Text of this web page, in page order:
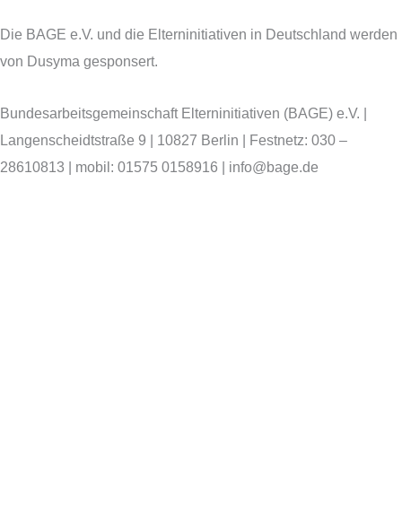
Die BAGE e.V. und die Elterninitiativen in Deutschland werden
von Dusyma gesponsert.
Bundesarbeitsgemeinschaft Elterninitiativen (BAGE) e.V. |
Langenscheidtstraße 9 | 10827 Berlin | Festnetz: 030 –
28610813 | mobil: 01575 0158916 | info@bage.de